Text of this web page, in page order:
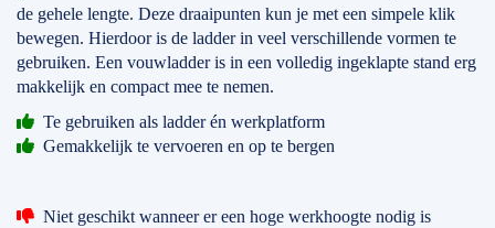
de gehele lengte. Deze draaipunten kun je met een simpele klik
bewegen. Hierdoor is de ladder in veel verschillende vormen te
gebruiken. Een vouwladder is in een volledig ingeklapte stand erg
makkelijk en compact mee te nemen.
Te gebruiken als ladder én werkplatform
Gemakkelijk te vervoeren en op te bergen
Niet geschikt wanneer er een hoge werkhoogte nodig is